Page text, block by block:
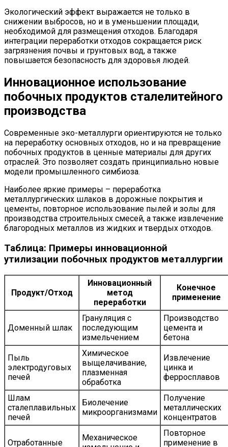
Экологический эффект выражается не только в
снижении выбросов, но и в уменьшении площади,
необходимой для размещения отходов. Благодаря
интеграции переработки отходов сокращается риск
загрязнения почвы и грунтовых вод, а также
повышается безопасность для здоровья людей.
Инновационное использование
побочных продуктов сталелитейного
производства
Современные эко-металлурги ориентируются не только
на переработку основных отходов, но и на превращение
побочных продуктов в ценные материалы для других
отраслей. Это позволяет создать принципиально новые
модели промышленного симбиоза.
Наиболее яркие примеры – переработка
металлургических шлаков в дорожные покрытия и
цементы, повторное использование пылей и золы для
производства строительных смесей, а также извлечение
благородных металлов из жидких и твердых отходов.
Таблица: Примеры инновационной
утилизации побочных продуктов металлургии
Продукт/Отход
Инновационный
метод
переработки
Конечное
применение
Доменный шлак
Грануляция с
последующим
измельчением
Производство
цемента и
бетона
Пыль
электродуговых
печей
Химическое
выщелачивание,
плазменная
обработка
Извлечение
цинка и
ферросплавов
Шлам
сталеплавильных
печей
Биолечение
микроорганизмами
Получение
металлических
концентратов
Отработанные
Механическое
Повторное
применение в